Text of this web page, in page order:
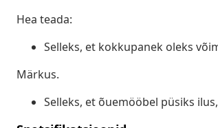
Hea teada:
Selleks, et kokkupanek oleks
Märkus.
Selleks, et õuemööbel püsiks